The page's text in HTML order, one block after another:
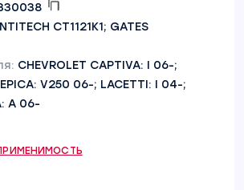
CT1121K1; GATES
CHEVROLET CAPTIVA: I 06-;
V250 06-; LACETTI: I 04-;
A 06-